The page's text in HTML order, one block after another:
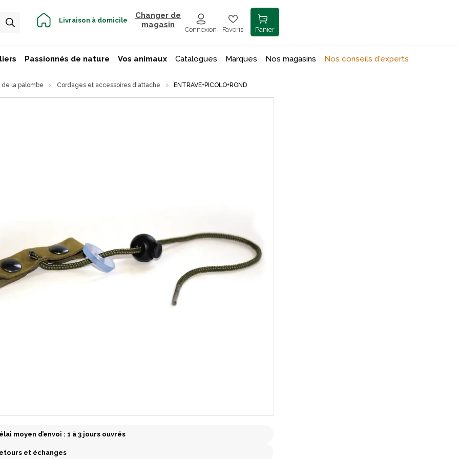
Livraison à domicile
Changer de
magasin
Connexion Favoris Panier
Passionnés de nature Vos animaux Catalogues Marques Nos magasins Nos conseils d'experts
la palombe Cordages et accessoires d'attache ENTRAVE+PICOLO+ROND
moyen d’envoi : 1 à 3 jours ouvrés
et échanges